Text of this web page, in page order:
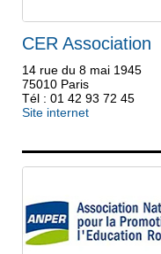
CER Association
14 rue du 8 mai 1945
75010 Paris
Tél : 01 42 93 72 45
Site internet